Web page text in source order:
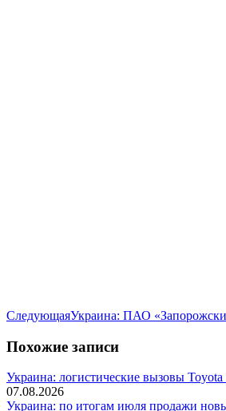
СледующаяСледующая
Украина: ПАО
Похожие записи
Украина: логистические вызовы Toyota
07.08.2026
Украина: по итогам июля продажи